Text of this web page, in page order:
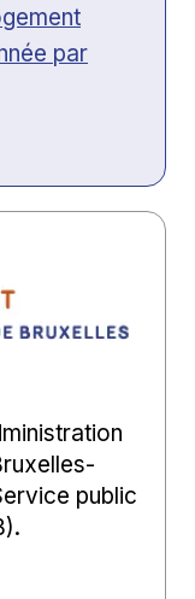
fenêtre
par
public